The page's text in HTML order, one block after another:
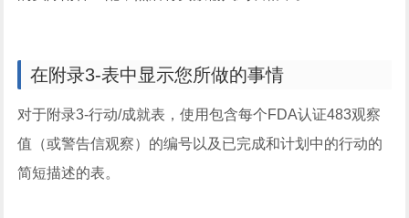
在附录3-表中显示您所做的事情
对于附录3-行动/成就表，使用包含每个FDA认证483观察
值（或警告信观察）的编号以及已完成和计划中的行动的
简短描述的表。